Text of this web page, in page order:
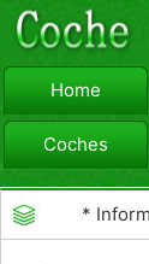
Home
Coches
viajar
*